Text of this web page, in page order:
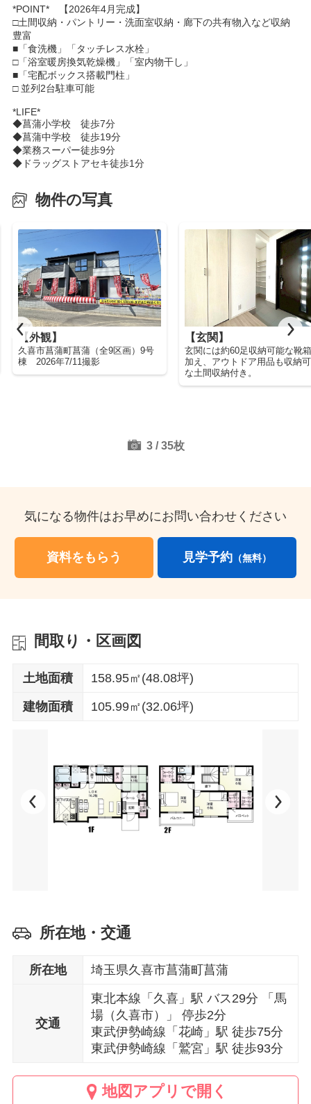
*POINT* 【2026年4月完成】
□土間収納・パントリー・洗面室収納・廊下の共有物入など収納
豊富
■「食洗機」「タッチレス水栓」
□「浴室暖房換気乾燥機」「室内物干し」
■「宅配ボックス搭載門柱」
□ 並列2台駐車可能
*LIFE*
◆菖蒲小学校 徒歩7分
◆菖蒲中学校 徒歩19分
◆業務スーパー徒歩9分
◆ドラッグストアセキ徒歩1分
物件の写真
【外観】
久喜市菖蒲町菖蒲（全9区画）9号
棟 2026年7/11撮影
【玄関】
玄関には約60足収納可能な靴
加え、アウトドア用品も収納
な土間収納付き。
4 /35枚
気になる物件はお早めにお問い合わせください
資料をもらう 見学予約 （無料）
間取り・区画図
土地面積 158.95㎡(48.08坪)
建物面積 105.99㎡(32.06坪)
所在地・交通
所在地 埼玉県久喜市菖蒲町菖蒲
交通
東北本線「久喜」駅 バス29分 「馬
場（久喜市）」 停歩2分
東武伊勢崎線「花崎」駅 徒歩75分
東武伊勢崎線「鷲宮」駅 徒歩93分
地図アプリで開く